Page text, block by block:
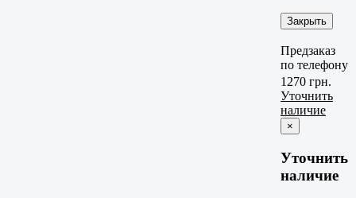
Закрыть
Предзаказ
по телефону
1270 грн.
Уточнить
наличие
×
Уточнить
наличие